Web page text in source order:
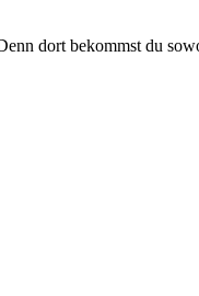
dort bekommst du